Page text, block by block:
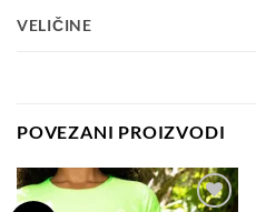
VELIČINE
POVEZANI PROIZVODI